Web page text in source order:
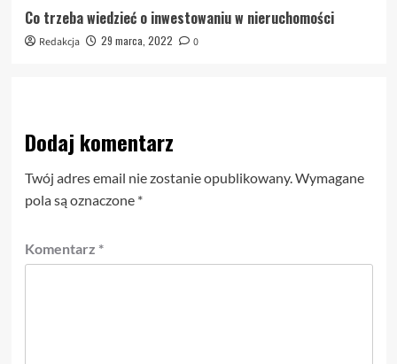
Co trzeba wiedzieć o inwestowaniu w nieruchomości
Redakcja 29 marca, 2022 0
Dodaj komentarz
Twój adres email nie zostanie opublikowany.Wymagane
pola są oznaczone *
Komentarz *